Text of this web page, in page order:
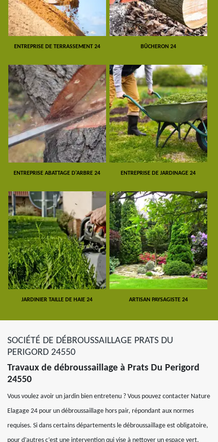
ENTREPRISE DE TERRASSEMENT 24 BÛCHERON 24
ENTREPRISE ABATTAGE D'ARBRE 24 ENTREPRISE DE JARDINAGE 24
JARDINIER TAILLE DE HAIE 24 ARTISAN PAYSAGISTE 24
SOCIÉTÉ DE DÉBROUSSAILLAGE PRATS DU
PERIGORD 24550
Travaux de débroussaillage à Prats Du Perigord
24550
Vous voulez avoir un jardin bien entretenu ? Vous pouvez contacter Nature
Elagage 24 pour un débroussaillage hors pair, répondant aux normes
requises. Si dans certains départements le débroussaillage est obligatoire,
pour d’autres c’est une intervention qui vise à nettoyer un espace vert.